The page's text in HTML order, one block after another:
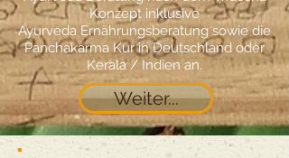
Konzept inklusive
Ayurveda Ernährungsberatung sowie die
Panchakarma Kur in Deutschland oder
Kerala / Indien an.
Weiter...